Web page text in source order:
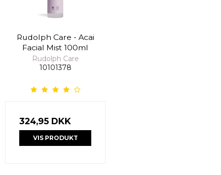
Rudolph Care - Acai
Facial Mist 100ml
Rudolph Care
10101378
324,95 DKK
VIS PRODUKT